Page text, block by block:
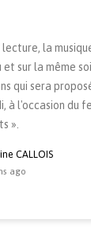
la
et sur la même
qui sera
à l'occasion du
».
CALLOIS
ago